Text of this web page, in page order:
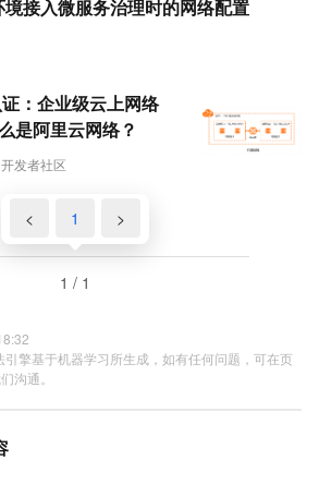
接入微服务治理时的网络配置
发者社区
：企业级云上网络
阿里云网络？
< 1 >
1 / 1
擎基于机器学习所生成，如有任何问题，可在页
沟通。